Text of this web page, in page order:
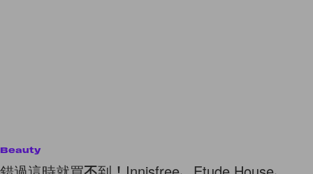
Beauty